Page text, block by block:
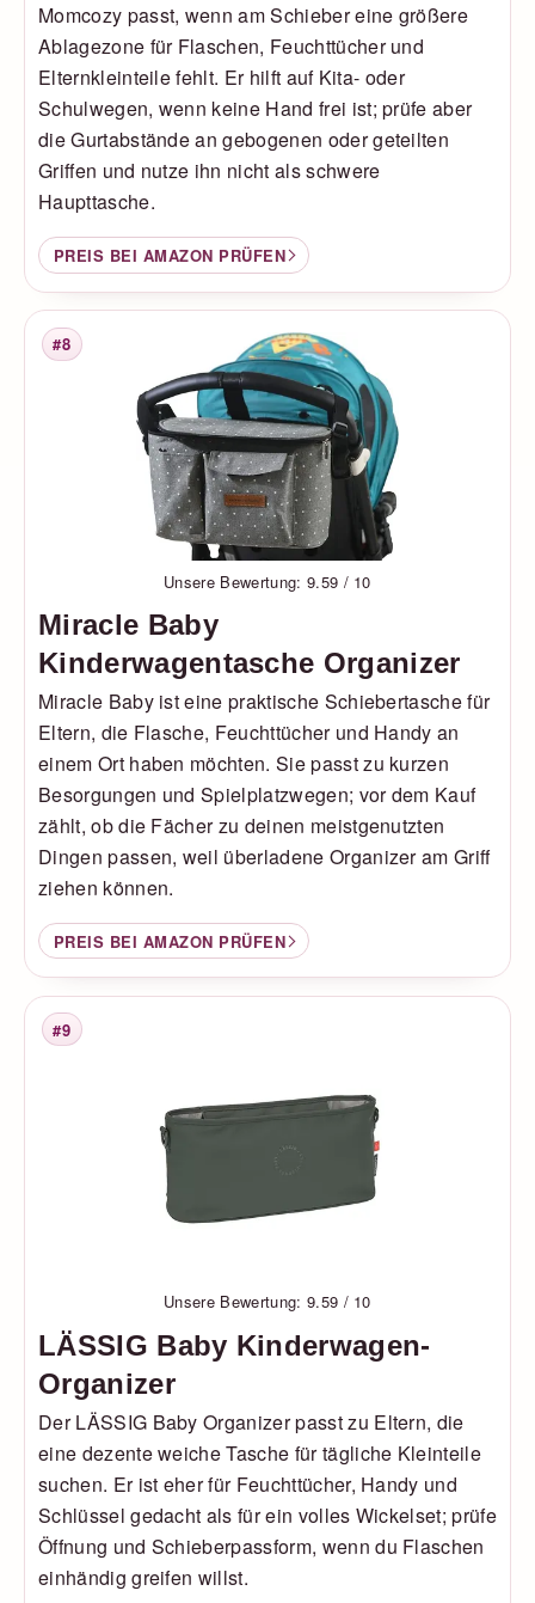
Momcozy passt, wenn am Schieber eine größere
Ablagezone für Flaschen, Feuchttücher und
Elternkleinteile fehlt. Er hilft auf Kita- oder
Schulwegen, wenn keine Hand frei ist; prüfe aber
die Gurtabstände an gebogenen oder geteilten
Griffen und nutze ihn nicht als schwere
Haupttasche.
PREIS BEI AMAZON PRÜFEN
Platzierung
#8
Unsere Bewertung: 9.59 / 10
Miracle Baby
Kinderwagentasche Organizer
Miracle Baby ist eine praktische Schiebertasche für
Eltern, die Flasche, Feuchttücher und Handy an
einem Ort haben möchten. Sie passt zu kurzen
Besorgungen und Spielplatzwegen; vor dem Kauf
zählt, ob die Fächer zu deinen meistgenutzten
Dingen passen, weil überladene Organizer am Griff
ziehen können.
PREIS BEI AMAZON PRÜFEN
Platzierung
#9
Unsere Bewertung: 9.59 / 10
LÄSSIG Baby Kinderwagen-
Organizer
Der LÄSSIG Baby Organizer passt zu Eltern, die
eine dezente weiche Tasche für tägliche Kleinteile
suchen. Er ist eher für Feuchttücher, Handy und
Schlüssel gedacht als für ein volles Wickelset; prüfe
Öffnung und Schieberpassform, wenn du Flaschen
einhändig greifen willst.